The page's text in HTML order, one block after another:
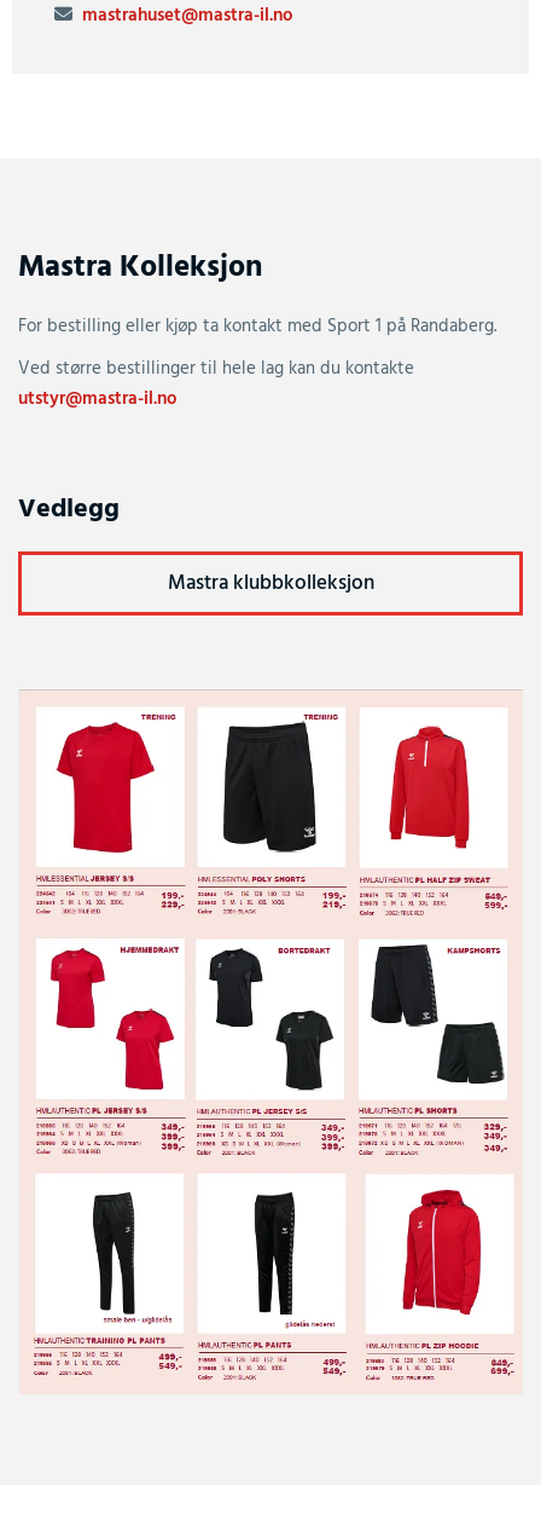
 mastrahuset@mastra-il.no
Mastra Kolleksjon
For bestilling eller kjøp ta kontakt med Sport 1 på Randaberg.
Ved større bestillinger til hele lag kan du kontakte
utstyr@mastra-il.no
Vedlegg
Mastra klubbkolleksjon